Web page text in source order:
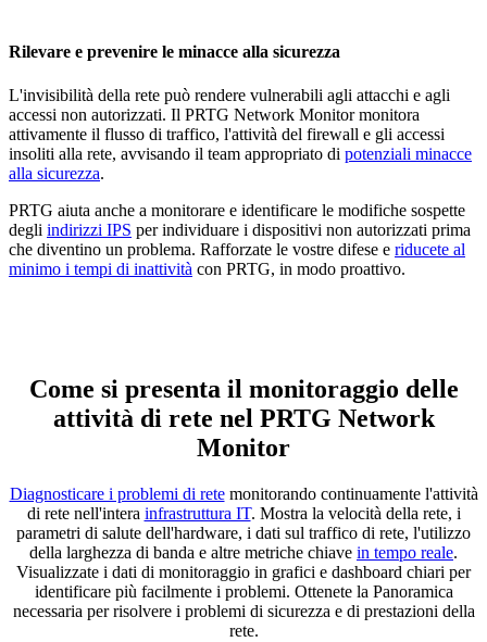
Rilevare e prevenire le minacce alla sicurezza
L'invisibilità della rete può rendere vulnerabili agli attacchi e agli
accessi non autorizzati. Il PRTG Network Monitor monitora
attivamente il flusso di traffico, l'attività del firewall e gli accessi
insoliti alla rete, avvisando il team appropriato di potenziali minacce
alla sicurezza.
PRTG aiuta anche a monitorare e identificare le modifiche sospette
degli indirizzi IPS per individuare i dispositivi non autorizzati prima
che diventino un problema. Rafforzate le vostre difese e riducete al
minimo i tempi di inattività con PRTG, in modo proattivo.
Come si presenta il monitoraggio delle
attività di rete nel PRTG Network
Monitor
Diagnosticare i problemi di retemonitorando continuamente l'attività
di rete nell'intera infrastruttura IT. Mostra la velocità della rete, i
parametri di salute dell'hardware, i dati sul traffico di rete, l'utilizzo
della larghezza di banda e altre metriche chiave in tempo reale.
Visualizzate i dati di monitoraggio in grafici e dashboard chiari per
identificare più facilmente i problemi. Ottenete la Panoramica
necessaria per risolvere i problemi di sicurezza e di prestazioni della
rete.